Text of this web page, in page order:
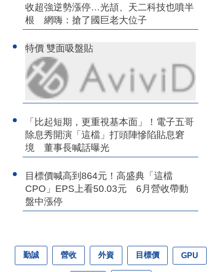
收超強逆勢漲停…光頡、天二科技也噴半
根 網嗨：搶了國巨老大位子
特價 雙面吸盤貼
「比起短期，更重視基本面」！電子五哥
除息秀開演「這檔」打頭陣慘陷貼息窘
境 董事長喊話曝光
目標價喊高到864元！高盛典「這檔
CPO」EPS上看50.03元 6月營收帶動
盤中漲停
勤誠 營收 外資 目標價 GPU